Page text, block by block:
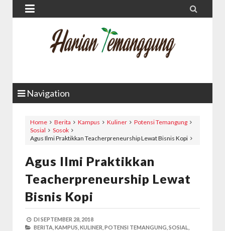
 
Navigation
Home Berita Kampus Kuliner
Potensi Temangung
Sosial
Sosok
Agus Ilmi Praktikkan Teacherpreneurship Lewat Bisnis Kopi
Agus Ilmi Praktikkan
Teacherpreneurship Lewat
Bisnis Kopi
DI SEPTEMBER 28, 2018
BERITA, KAMPUS, KULINER, POTENSI TEMANGUNG, SOSIAL,